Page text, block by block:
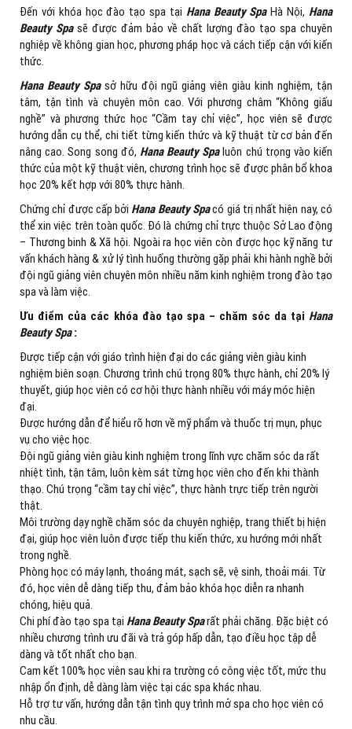
Đến với khóa học đào tạo spa tại Hana Beauty SpaHà Nội, Hana
Beauty Spasẽ được đảm bảo về chất lượng đào tạo spa chuyên
nghiệp về không gian học, phương pháp học và cách tiếp cận với kiến
thức.
Hana Beauty Spasở hữu đội ngũ giảng viên giàu kinh nghiệm, tận
tâm, tận tình và chuyên môn cao. Với phương châm “Không giấu
nghề” và phương thức học “Cầm tay chỉ việc”, học viên sẽ được
hướng dẫn cụ thể, chi tiết từng kiến thức và kỹ thuật từ cơ bản đến
nâng cao. Song song đó, Hana Beauty Spaluôn chú trọng vào kiến
thức của một kỹ thuật viên, chương trình học sẽ được phân bổ khoa
học 20% kết hợp với 80% thực hành.
Chứng chỉ được cấp bởi Hana Beauty Spacó giá trị nhất hiện nay, có
thể xin việc trên toàn quốc. Đó là chứng chỉ trực thuộc Sở Lao động
– Thương binh & Xã hội. Ngoài ra học viên còn được học kỹ năng tư
vấn khách hàng & xử lý tình huống thường gặp phải khi hành nghề bởi
đội ngũ giảng viên chuyên môn nhiều năm kinh nghiệm trong đào tạo
spa và làm việc.
Ưu điểm của các khóa đào tạo spa – chăm sóc da tại Hana
Beauty Spa:
Được tiếp cận với giáo trình hiện đại do các giảng viên giàu kinh
nghiệm biên soạn. Chương trình chú trọng 80% thực hành, chỉ 20% lý
thuyết, giúp học viên có cơ hội thực hành nhiều với máy móc hiện
đại.
Được hướng dẫn để hiểu rõ hơn về mỹ phẩm và thuốc trị mụn, phục
vụ cho việc học.
Đội ngũ giảng viên giàu kinh nghiệm trong lĩnh vực chăm sóc da rất
nhiệt tình, tận tâm, luôn kèm sát từng học viên cho đến khi thành
thạo. Chú trọng “cầm tay chỉ việc”, thực hành trực tiếp trên người
thật.
Môi trường dạy nghề chăm sóc da chuyên nghiệp, trang thiết bị hiện
đại, giúp học viên luôn được tiếp thu kiến thức, xu hướng mới nhất
trong nghề.
Phòng học có máy lạnh, thoáng mát, sạch sẽ, vệ sinh, thoải mái. Từ
đó, học viên dễ dàng tiếp thu, đảm bảo khóa học diễn ra nhanh
chóng, hiệu quả.
Chi phí đào tạo spa tại Hana Beauty Sparất phải chăng. Đặc biệt có
nhiều chương trình ưu đãi và trả góp hấp dẫn, tạo điều học tập dễ
dàng và tốt nhất cho bạn.
Cam kết 100% học viên sau khi ra trường có công việc tốt, mức thu
nhập ổn định, dễ dàng làm việc tại các spa khác nhau.
Hỗ trợ tư vấn, hướng dẫn tận tình quy trình mở spa cho học viên có
nhu cầu.